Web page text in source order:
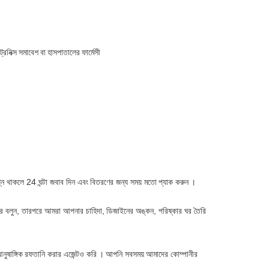
সমাবেশ বা হাসপাতালের ফার্মেসী
24 ঘন্টা জবাব দিন এবংবিতরণের জন্য সময় মতোপ্যাক করুন ।
বলুন, তারপরে আমরা আপনার চাহিদা, ডিজাইনের অঙ্কন, পরিষ্কার ঘর তৈরি
রফতানি করার এজেন্টও করি । আপনি সবসময়আমাদের কোম্পানীর